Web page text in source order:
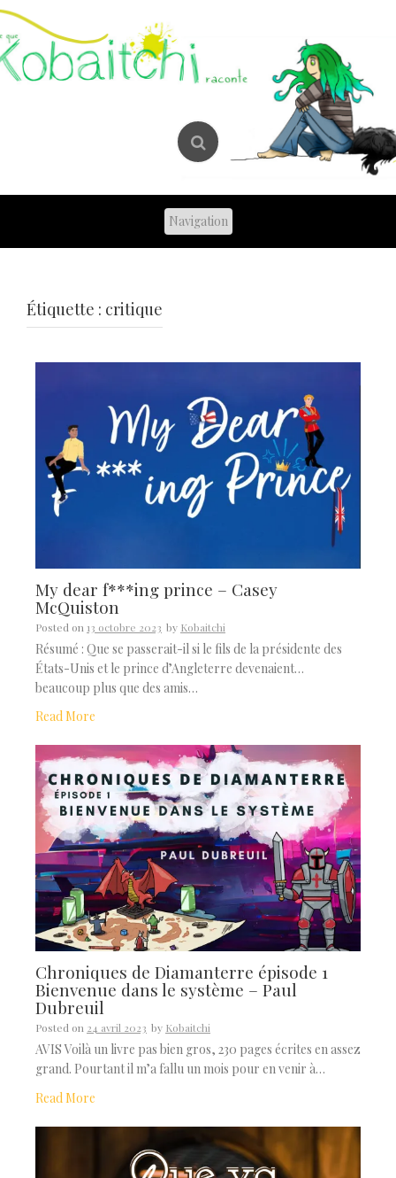
Skip
content
Étiquette : critique
My dear f***ing prince – Casey
McQuiston
Posted on 13 octobre 2023 by Kobaitchi
Résumé : Que se passerait-il si le fils de la présidente des
États-Unis et le prince d’Angleterre devenaient…
beaucoup plus que des amis…
Read More
Chroniques de Diamanterre épisode 1
Bienvenue dans le système – Paul
Dubreuil
Posted on 24 avril 2023 by Kobaitchi
AVIS Voilà un livre pas bien gros, 230 pages écrites en assez
grand. Pourtant il m’a fallu un mois pour en venir à…
Read More